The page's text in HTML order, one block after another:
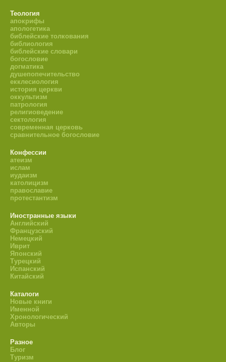
Теология
апокрифы
апологетика
библейские толкования
библиология
библейские словари
богословие
догматика
душепопечительство
екклесиология
история церкви
оккультизм
патрология
религиоведение
сектология
современная церковь
сравнительное богословие
Конфессии
атеизм
ислам
иудаизм
католицизм
православие
протестантизм
Иностранные языки
Английский
Французский
Немецкий
Иврит
Японский
Турецкий
Испанский
Китайский
Каталоги
Новые книги
Именной
Хронологический
Авторы
Разное
Блог
Туризм